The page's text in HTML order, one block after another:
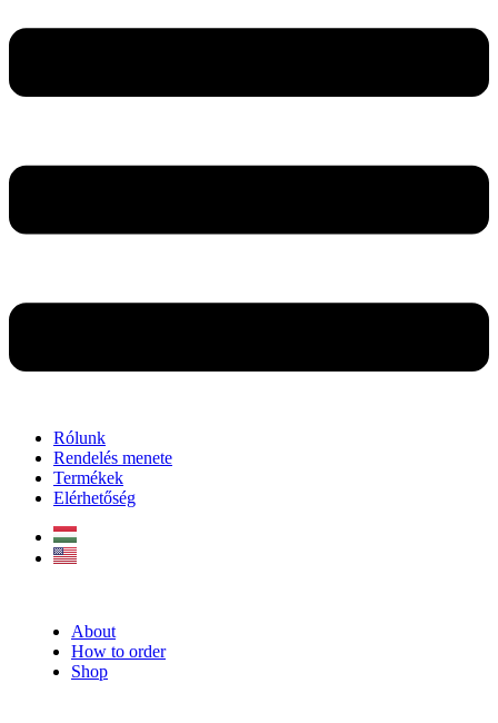
Rólunk
Rendelés menete
Termékek
Elérhetőség
About
How to order
Shop